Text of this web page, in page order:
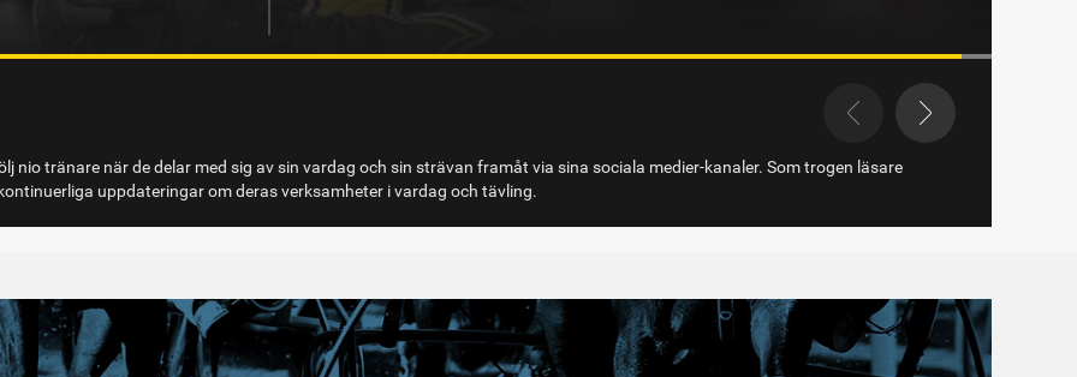
tränare när de delar med sig av sin vardag och sin strävan framåt via sina sociala medier-kanaler. Som trogen läsare
uppdateringar om deras verksamheter i vardag och tävling.